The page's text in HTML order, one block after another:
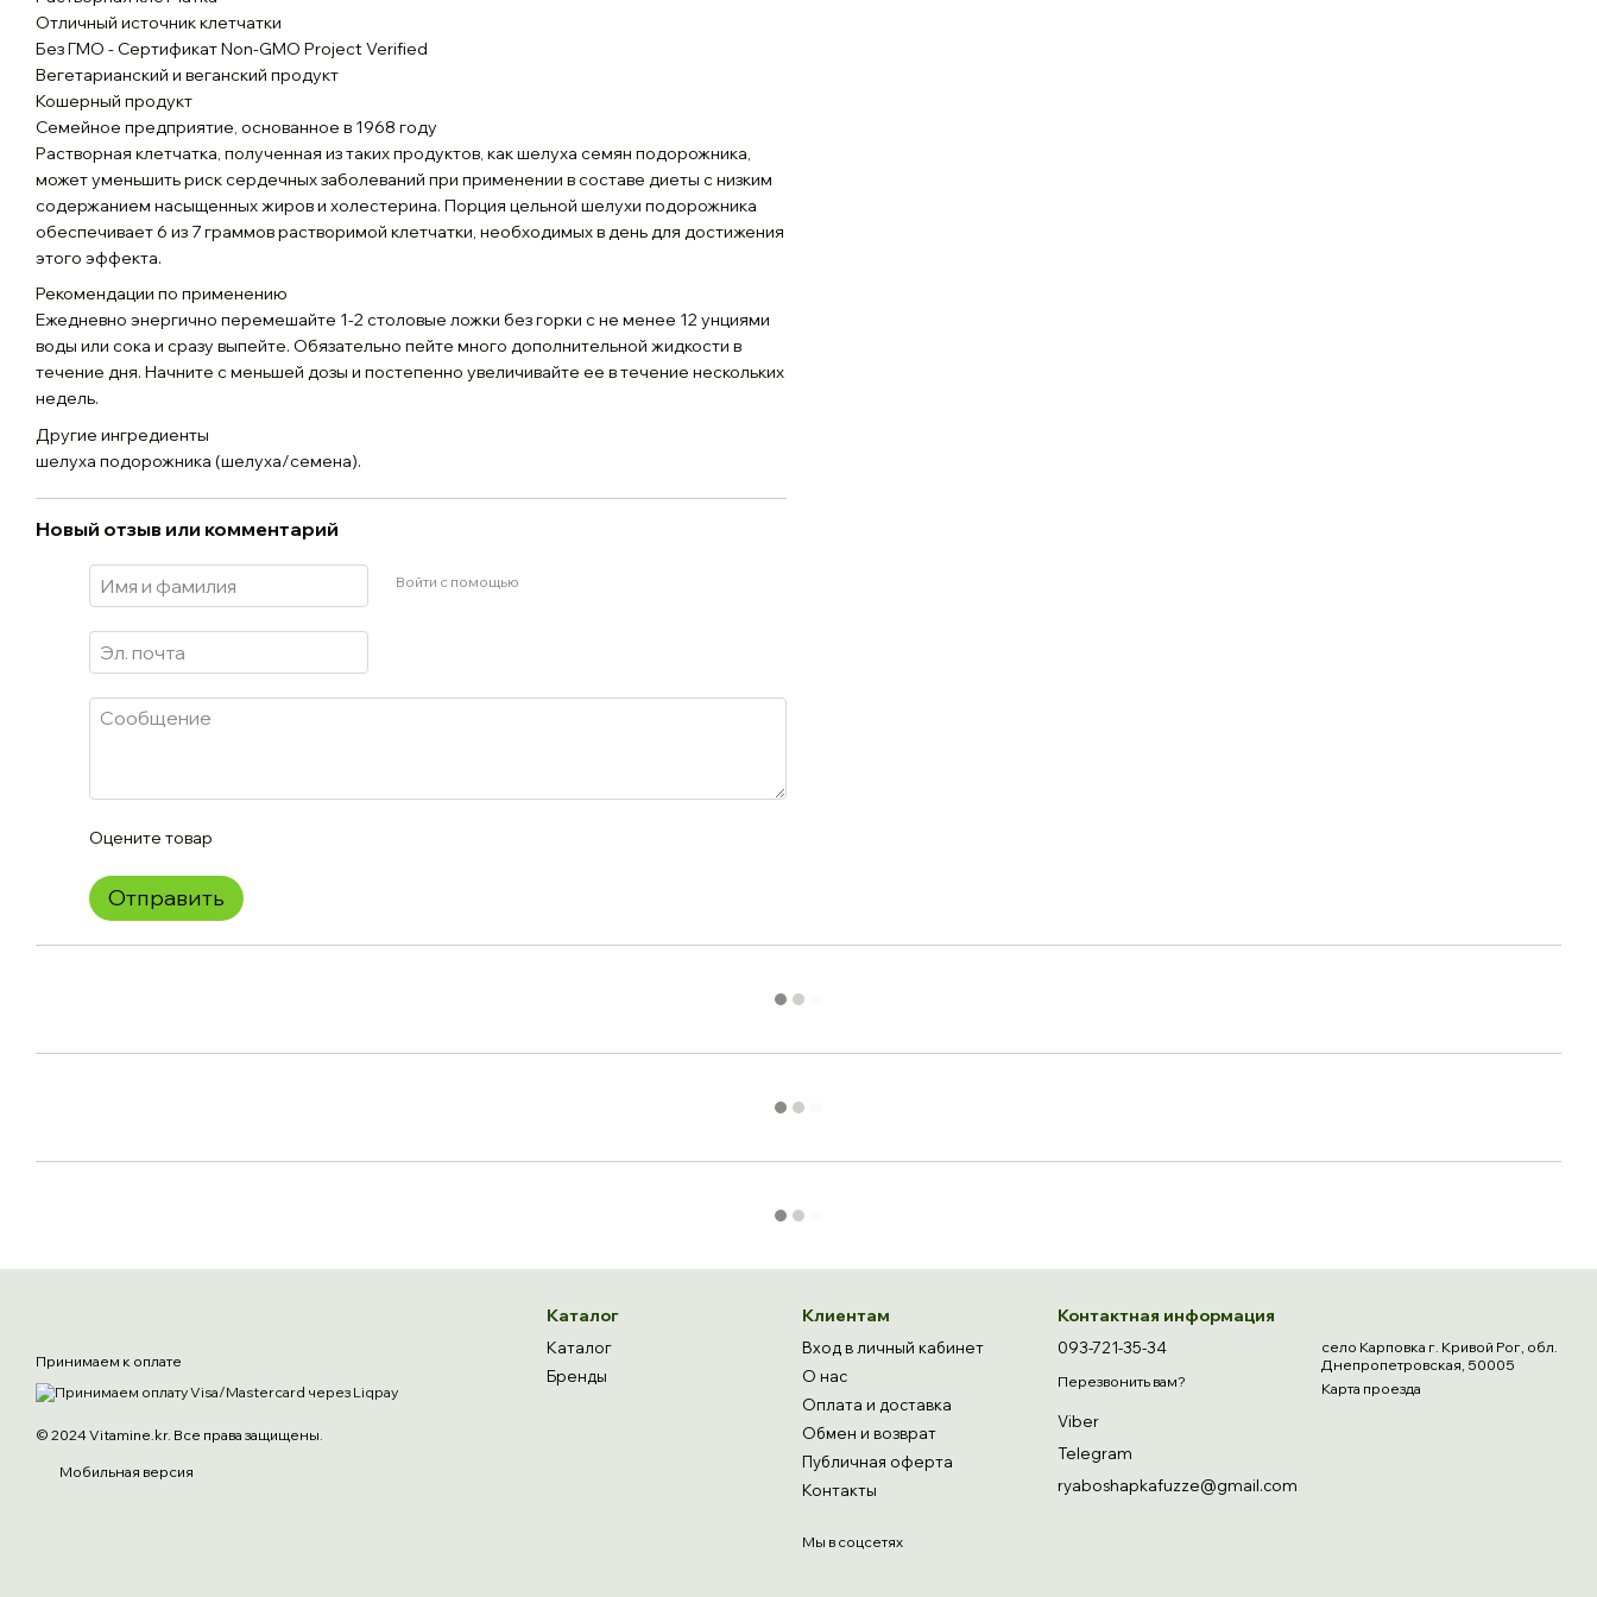
Отличный источник клетчатки
Без ГМО - Сертификат Non-GMO Project Verified
Вегетарианский и веганский продукт
Кошерный продукт
Семейное предприятие, основанное в 1968 году
Растворная клетчатка, полученная из таких продуктов, как шелуха семян подорожника,
может уменьшить риск сердечных заболеваний при применении в составе диеты с низким
содержанием насыщенных жиров и холестерина. Порция цельной шелухи подорожника
обеспечивает 6 из 7 граммов растворимой клетчатки, необходимых в день для достижения
этого эффекта.
Рекомендации по применению
Ежедневно энергично перемешайте 1-2 столовые ложки без горки с не менее 12 унциями
воды или сока и сразу выпейте. Обязательно пейте много дополнительной жидкости в
течение дня. Начните с меньшей дозы и постепенно увеличивайте ее в течение нескольких
недель.
Другие ингредиенты
шелуха подорожника (шелуха/семена).
Новый отзыв или комментарий
Войти с помощью
Оцените товар
Отправить
Принимаем к оплате
© 2024 Vitamine.kr. Все права защищены.
Мобильная версия
Каталог
Каталог
Бренды
Клиентам
Вход в личный кабинет
О нас
Оплата и доставка
Обмен и возврат
Публичная оферта
Контакты
Мы в соцсетях
Контактная информация
093-721-35-34
Перезвонить вам?
Viber
Telegram
ryaboshapkafuzze@gmail.com
село Карповка г. Кривой Рог, обл.
Днепропетровская, 50005
Карта проезда